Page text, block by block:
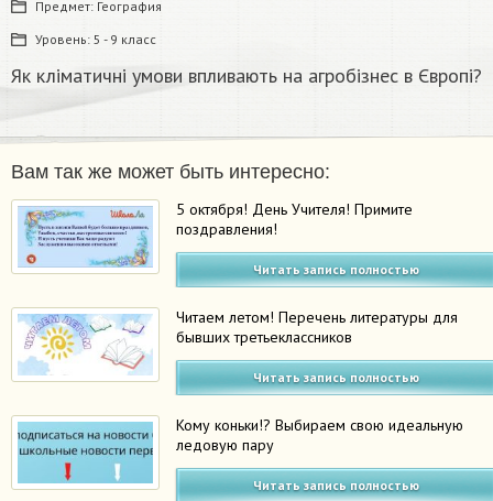
Предмет: География
Уровень: 5 - 9 класс
Як кліматичні умови впливають на агробізнес в Європі?
Вам так же может быть интересно:
5 октября! День Учителя! Примите
поздравления!
Читать запись полностью
Читаем летом! Перечень литературы для
бывших третьеклассников
Читать запись полностью
Кому коньки!? Выбираем свою идеальную
ледовую пару
Читать запись полностью